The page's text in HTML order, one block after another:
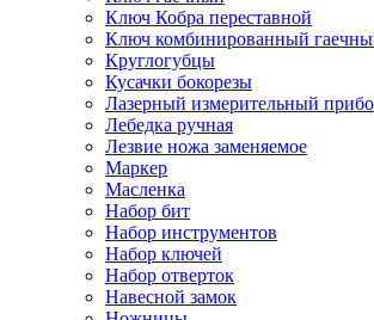
Ключ Кобра переставной
Ключ комбинированный
Круглогубцы
Кусачки бокорезы
Лазерный измерительный
Лебедка ручная
Лезвие ножа заменяемое
Маркер
Масленка
Набор бит
Набор инструментов
Набор ключей
Набор отверток
Навесной замок